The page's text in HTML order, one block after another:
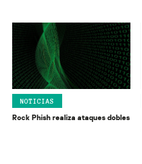
NOTICIAS
Rock Phish realiza ataques dobles